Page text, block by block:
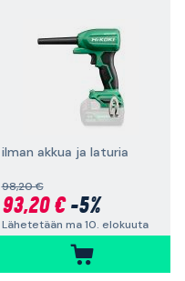
ilman akkua ja laturia
98,20 €
93,20 €-5%
Lähetetään ma 10. elokuuta